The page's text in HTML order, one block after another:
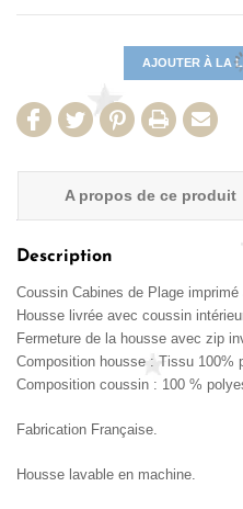
AJOUTER À LA
A propos de ce produit
Avis de nos clients
Description
Coussin Cabines de Plage imprimé
Housse livrée avec coussin
Fermeture de la housse avec zip
Composition housse : Tissu 100%
Composition coussin : 100 %
Fabrication Française.
Housse lavable en machine.